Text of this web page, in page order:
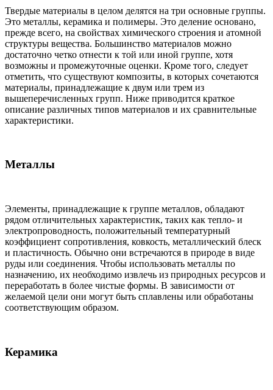
Твердые материалы в целом делятся на три основные группы.
Это металлы, керамика и полимеры. Это деление основано,
прежде всего, на свойствах химического строения и атомной
структуры вещества. Большинство материалов можно
достаточно четко отнести к той или иной группе, хотя
возможны и промежуточные оценки. Кроме того, следует
отметить, что существуют композиты, в которых сочетаются
материалы, принадлежащие к двум или трем из
вышеперечисленных групп. Ниже приводится краткое
описание различных типов материалов и их сравнительные
характеристики.
Металлы
Элементы, принадлежащие к группе металлов, обладают
рядом отличительных характеристик, таких как тепло- и
электропроводность, положительный температурный
коэффициент сопротивления, ковкость, металлический блеск
и пластичность. Обычно они встречаются в природе в виде
руды или соединения. Чтобы использовать металлы по
назначению, их необходимо извлечь из природных ресурсов и
переработать в более чистые формы. В зависимости от
желаемой цели они могут быть сплавлены или обработаны
соответствующим образом.
Керамика